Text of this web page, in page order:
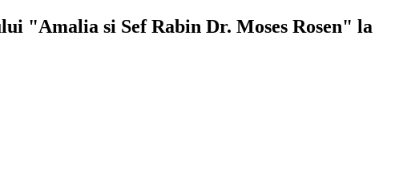
"Amalia si Sef Rabin Dr. Moses Rosen" la